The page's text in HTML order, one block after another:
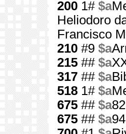
200 1# $a
Heliodoro
Francisco
210 #9 $a
215 ## $a
317 ## $a
518 1# $a
675 ## $a
675 ## $a